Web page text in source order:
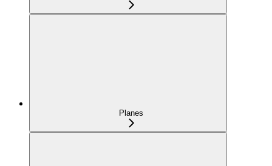
Planes